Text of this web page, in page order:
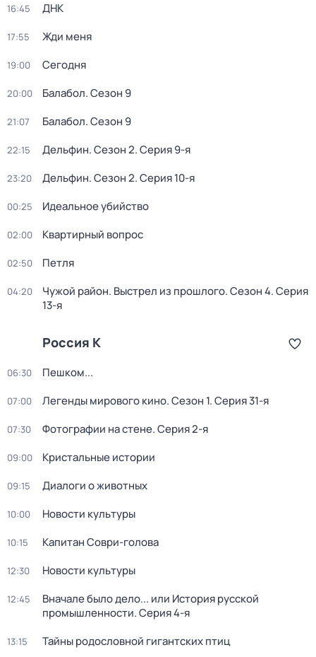
16:45 ДНК
17:55 Жди меня
19:00 Сегодня
20:00 Балабол. Сезон 9
21:07 Балабол. Сезон 9
22:15 Дельфин. Сезон 2. Серия 9-я
23:20 Дельфин. Сезон 2. Серия 10-я
00:25 Идеальное убийство
02:00 Квартирный вопрос
02:50 Петля
04:20 Чужой район. Выстрел из прошлого. Сезон 4. Серия
13-я
Россия К
06:30 Пешком...
07:00 Легенды мирового кино. Сезон 1. Серия 31-я
07:30 Фотографии на стене. Серия 2-я
09:00 Кристальные истории
09:15 Диалоги о животных
10:00 Новости культуры
10:15 Капитан Соври-голова
12:30 Новости культуры
12:45
Вначале было дело... или История русской
промышленности. Серия 4-я
13:15 Тайны родословной гигантских птиц